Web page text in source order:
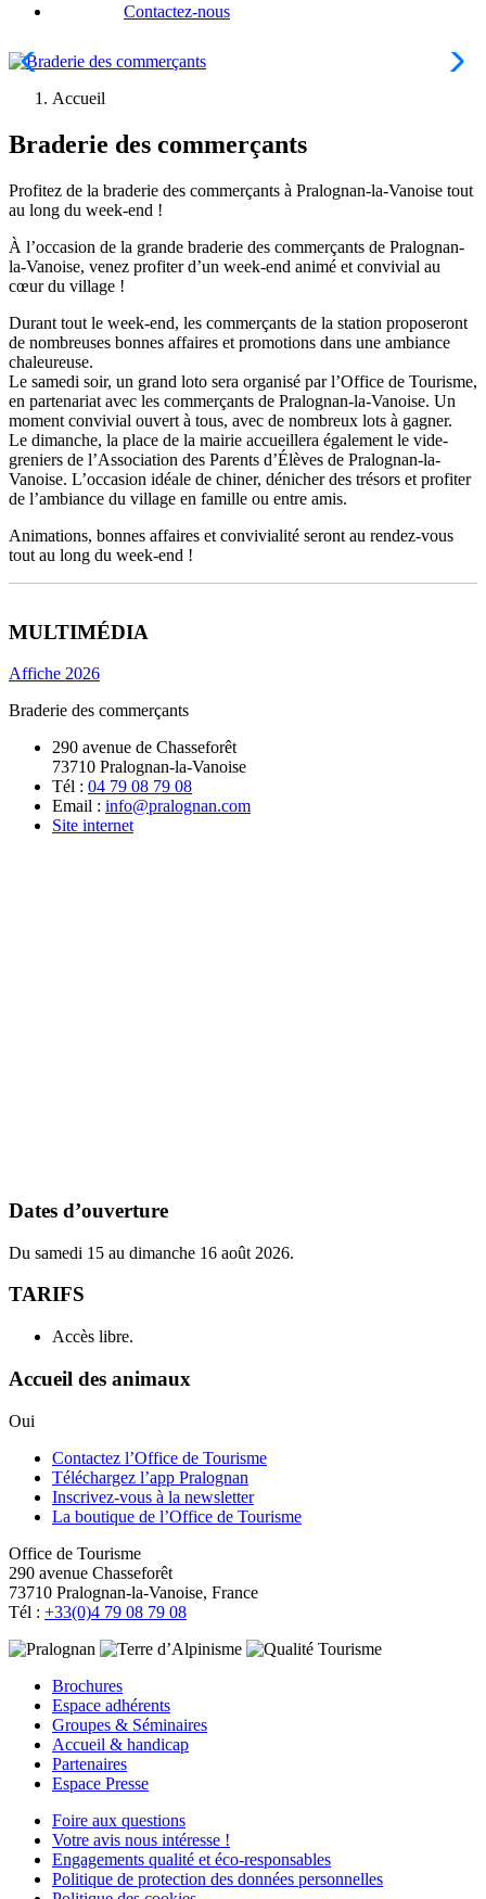
Contactez-nous
Accueil
Braderie des commerçants
Profitez de la braderie des commerçants à Pralognan-la-Vanoise tout
au long du week-end !
À l’occasion de la grande braderie des commerçants de Pralognan-
la-Vanoise, venez profiter d’un week-end animé et convivial au
cœur du village !
Durant tout le week-end, les commerçants de la station proposeront
de nombreuses bonnes affaires et promotions dans une ambiance
chaleureuse.
Le samedi soir, un grand loto sera organisé par l’Office de Tourisme,
en partenariat avec les commerçants de Pralognan-la-Vanoise. Un
moment convivial ouvert à tous, avec de nombreux lots à gagner.
Le dimanche, la place de la mairie accueillera également le vide-
greniers de l’Association des Parents d’Élèves de Pralognan-la-
Vanoise. L’occasion idéale de chiner, dénicher des trésors et profiter
de l’ambiance du village en famille ou entre amis.
Animations, bonnes affaires et convivialité seront au rendez-vous
tout au long du week-end !
MULTIMÉDIA
Affiche 2026
Braderie des commerçants
290 avenue de Chasseforêt
73710 Pralognan-la-Vanoise
Tél : 04 79 08 79 08
Email : info@pralognan.com
Site internet
Dates d’ouverture
Du samedi 15 au dimanche 16 août 2026.
TARIFS
Accès libre.
Accueil des animaux
Oui
Contactez l’Office de Tourisme
Téléchargez l’app Pralognan
Inscrivez-vous à la newsletter
La boutique de l’Office de Tourisme
Office de Tourisme
290 avenue Chasseforêt
73710 Pralognan-la-Vanoise, France
Tél : +33(0)4 79 08 79 08
Brochures
Espace adhérents
Groupes & Séminaires
Accueil & handicap
Partenaires
Espace Presse
Foire aux questions
Votre avis nous intéresse !
Engagements qualité et éco-responsables
Politique de protection des données personnelles